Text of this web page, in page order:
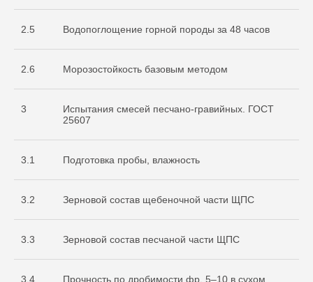
2.5 Водопоглощение горной породы за 48 часов
2.6 Морозостойкость базовым методом
3
Испытания смесей песчано-гравийных. ГОСТ
25607
3.1 Подготовка пробы, влажность
3.2 Зерновой состав щебеночной части ЩПС
3.3 Зерновой состав песчаной части ЩПС
3.4
Прочность по дробимости фр. 5–10 в сухом